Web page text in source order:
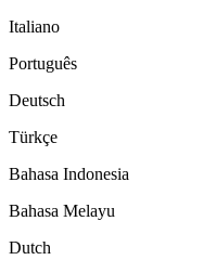
Italiano
Português
Deutsch
Türkçe
Bahasa Indonesia
Bahasa Melayu
Dutch